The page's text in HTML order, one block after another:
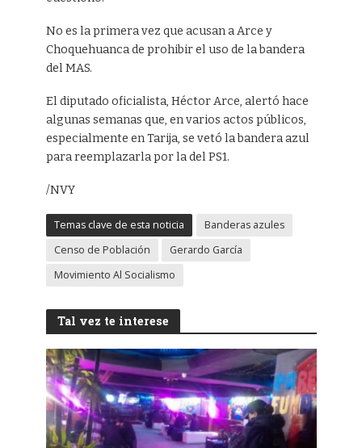
No es la primera vez que acusan a Arce y
Choquehuanca de prohibir el uso de la bandera
del MAS.
El diputado oficialista, Héctor Arce, alertó hace
algunas semanas que, en varios actos públicos,
especialmente en Tarija, se vetó la bandera azul
para reemplazarla por la del PS1.
/NVY
Temas clave de esta noticia
Banderas azules
Censo de Población
Gerardo García
Movimiento Al Socialismo
Tal vez te interese